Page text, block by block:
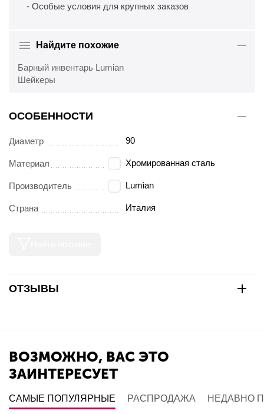
- Особые условия для крупных заказов
Найдите похожие
Барный инвентарь Lumian
Шейкеры
ОСОБЕННОСТИ
Диаметр 90
Материал Хромированная сталь
Производитель Lumian
Страна Италия
ОТЗЫВЫ
ВОЗМОЖНО, ВАС ЭТО
ЗАИНТЕРЕСУЕТ
САМЫЕ ПОПУЛЯРНЫЕ РАСПРОДАЖА НЕДАВНО